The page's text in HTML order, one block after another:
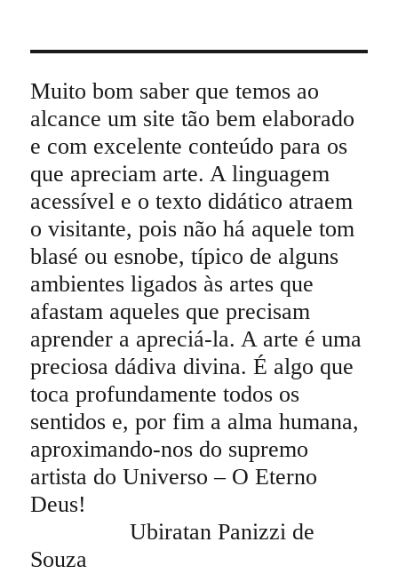
Muito bom saber que temos ao
alcance um site tão bem elaborado
e com excelente conteúdo para os
que apreciam arte. A linguagem
acessível e o texto didático atraem
o visitante, pois não há aquele tom
blasé ou esnobe, típico de alguns
ambientes ligados às artes que
afastam aqueles que precisam
aprender a apreciá-la. A arte é uma
preciosa dádiva divina. É algo que
toca profundamente todos os
sentidos e, por fim a alma humana,
aproximando-nos do supremo
artista do Universo – O Eterno
Deus!
Ubiratan Panizzi de
Souza